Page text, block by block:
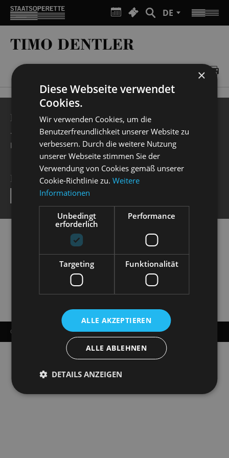
DE
TIMO DENTLER
BESUCHERSERVICE
+49 351 32042 222
karten@staatsoperette.de
NEWSLETTER
© COPYRIGHT - STAATSOPERETTE DRESDEN 2026
×
Diese Webseite verwendet
Cookies.
Wir verwenden Cookies, um die
Benutzerfreundlichkeit unserer Website zu
verbessern. Durch die weitere Nutzung
unserer Webseite stimmen Sie der
Verwendung von Cookies gemäß unserer
Cookie-Richtlinie zu.Weitere
Informationen
Unbedingt
erforderlich
Performance
Targeting Funktionalität
ALLE AKZEPTIEREN
ALLE ABLEHNEN
DETAILS ANZEIGEN